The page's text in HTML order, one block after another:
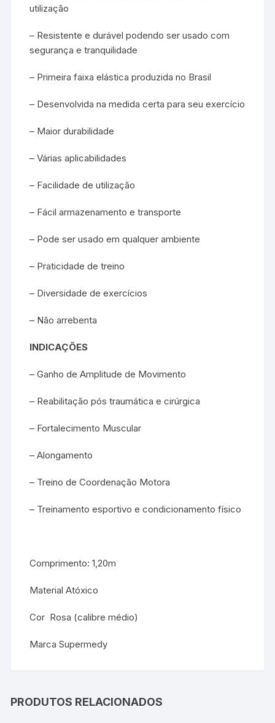
utilização
– Resistente e durável podendo ser usado com
segurança e tranquilidade
– Primeira faixa elástica produzida no Brasil
– Desenvolvida na medida certa para seu exercício
– Maior durabilidade
– Várias aplicabilidades
– Facilidade de utilização
– Fácil armazenamento e transporte
– Pode ser usado em qualquer ambiente
– Praticidade de treino
– Diversidade de exercícios
– Não arrebenta
INDICAÇÕES
– Ganho de Amplitude de Movimento
– Reabilitação pós traumática e cirúrgica
– Fortalecimento Muscular
– Alongamento
– Treino de Coordenação Motora
– Treinamento esportivo e condicionamento físico
Comprimento: 1,20m
Material Atóxico
Cor Rosa (calibre médio)
Marca Supermedy
PRODUTOS RELACIONADOS